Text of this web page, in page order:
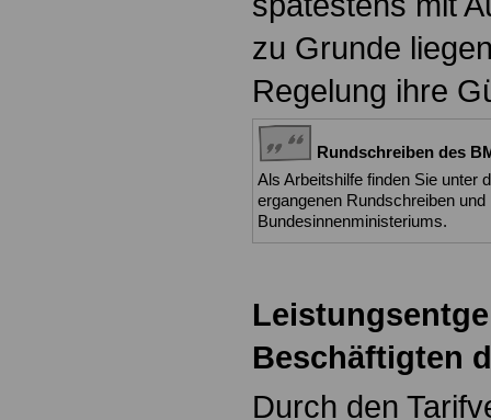
zu Grunde
Regelung ihre
Rundschreiben des
Als Arbeitshilfe finden Sie unter
ergangenen Rundschreiben
Bundesinnenministeriums.
Beschäftigten
Durch den